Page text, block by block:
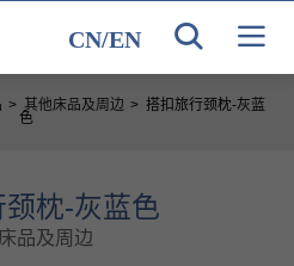
CN/EN
> 其他床品及周边 > 搭扣旅行颈枕-灰蓝
色
枕-灰蓝色
品及周边